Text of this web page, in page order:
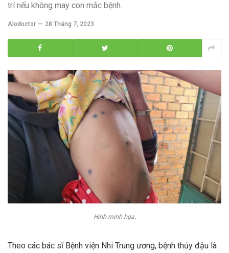
trí nếu không may con mắc bệnh.
Alodoctor 28 Tháng 7, 2023
Hình minh họa.
Theo các bác sĩ Bệnh viện Nhi Trung ương, bệnh thủy đậu là